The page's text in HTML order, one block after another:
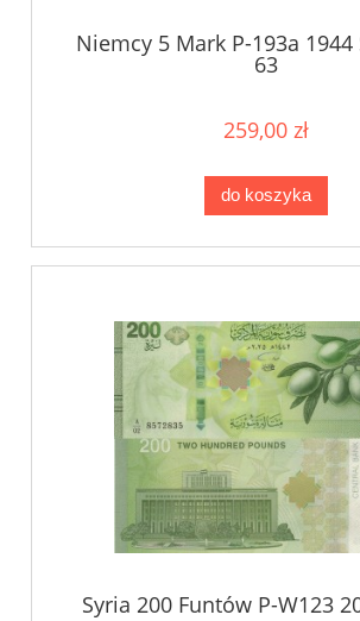
Niemcy 5 Mark P-193a 1944
63
259,00 zł
do koszyka
Syria 200 Funtów P-W123